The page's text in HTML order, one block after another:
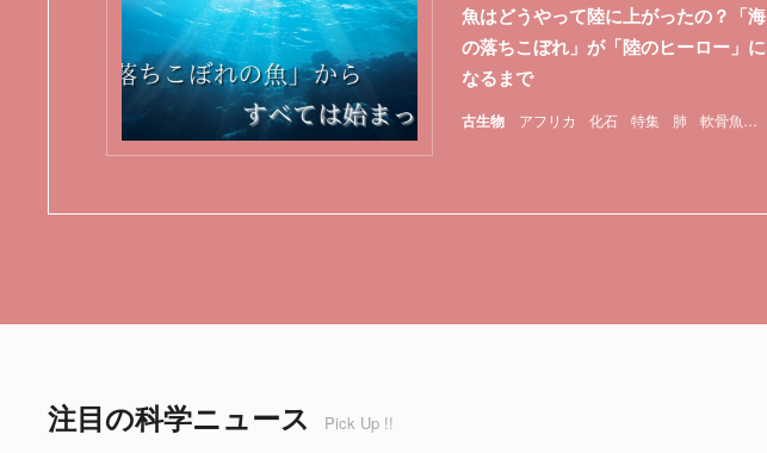
古生物 アフリカ 化石 特集 肺 軟骨魚類
魚はどうやって陸に上がったの？「海
の落ちこぼれ」が「陸のヒーロー」に
なるまで
注目の科学ニュース Pick Up !!